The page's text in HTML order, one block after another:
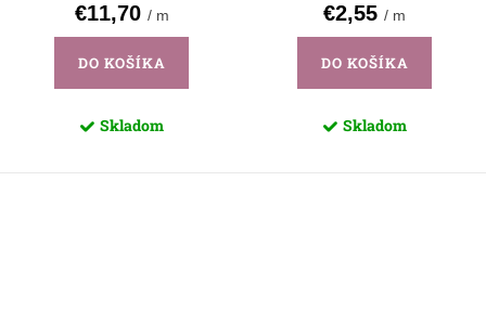
€11,70 / m
DO KOŠÍKA
Skladom
€2,55 / m
DO KOŠÍKA
Skladom